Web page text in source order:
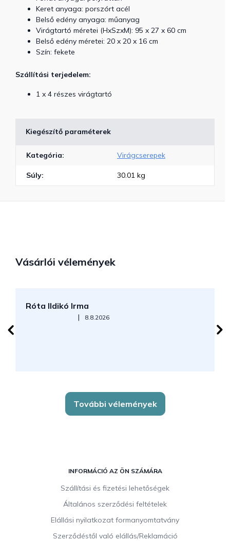
Keret anyaga: porszórt acél
Belső edény anyaga: műanyag
Virágtartó méretei (HxSzxM): 95 x 27 x 60 cm
Belső edény méretei: 20 x 20 x 16 cm
Szín: fekete
Szállítási terjedelem:
1 x 4 részes virágtartó
Kiegészítő paraméterek
Kategória: Virágcserepek
Súly: 30.01 kg
Vásárlói vélemények
Róta Ildikó Irma
Az áruház értékelése 5-ből 5 csillag.
| 8.8.2026
További vélemények
INFORMÁCIÓ AZ ÖN SZÁMÁRA
Szállítási és fizetési lehetőségek
Általános szerződési feltételek
Elállási nyilatkozat formanyomtatvány
Szerződéstől való elállás/Reklamáció